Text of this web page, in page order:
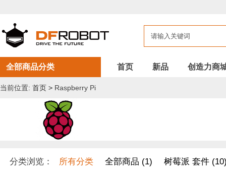
全部商品分类 首页 新品 创造力商
当前位置: 首页 > Raspberry Pi
分类浏览： 所有分类 全部商品 (1) 树莓派 套件